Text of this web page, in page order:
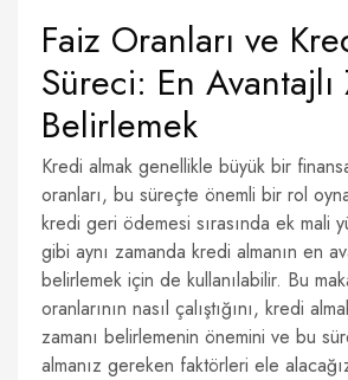
Faiz Oranları ve
Süreci: En Avantajlı
Belirlemek
Kredi almak genellikle büyük bir
oranları, bu süreçte önemli bir rol
kredi geri ödemesi sırasında ek mali
gibi aynı zamanda kredi almanın en
belirlemek için de kullanılabilir. Bu
oranlarının nasıl çalıştığını, kredi
zamanı belirlemenin önemini ve bu
almanız gereken faktörleri ele